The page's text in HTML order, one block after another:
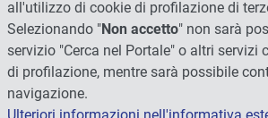
all'utilizzo di cookie di profilazione di
Selezionando "Non accetto" non sarà
servizio "Cerca nel Portale" o altri servizi
di profilazione, mentre sarà possibile
navigazione.